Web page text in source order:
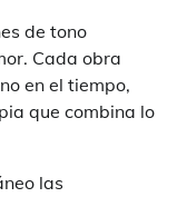
de tono
Cada obra
en el tiempo,
que combina lo
las